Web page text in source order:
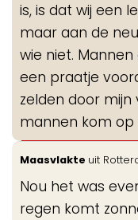
is, is dat wij een
maar aan de
wie niet.
een praatje
zelden door mijn
mannen kom op
Maasvlakte uit
Nou het was
regen komt